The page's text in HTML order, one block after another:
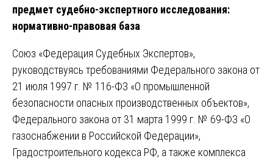
предмет судебно-экспертного исследования:
нормативно-правовая база
Союз «Федерация Судебных Экспертов»,
руководствуясь требованиями Федерального закона от
21 июля 1997 г. № 116-ФЗ «О промышленной
безопасности опасных производственных объектов»,
Федерального закона от 31 марта 1999 г. № 69-ФЗ «О
газоснабжении в Российской Федерации»,
Градостроительного кодекса РФ, а также комплекса